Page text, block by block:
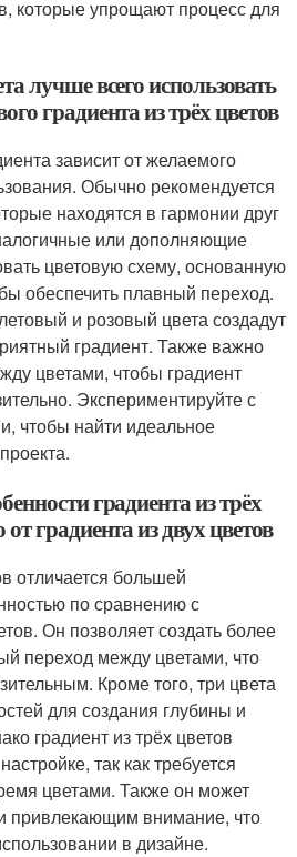
которые упрощают процесс для
лучше всего использовать
градиента из трёх цветов
зависит от желаемого
Обычно рекомендуется
находятся в гармонии друг
или дополняющие
цветовую схему, основанную
обеспечить плавный переход.
и розовый цвета создадут
градиент. Также важно
цветами, чтобы градиент
Экспериментируйте с
чтобы найти идеальное
градиента из трёх
градиента из двух цветов
отличается большей
по сравнению с
Он позволяет создать более
переход между цветами, что
Кроме того, три цвета
для создания глубины и
градиент из трёх цветов
так как требуется
цветами. Также он может
привлекающим внимание, что
в дизайне.